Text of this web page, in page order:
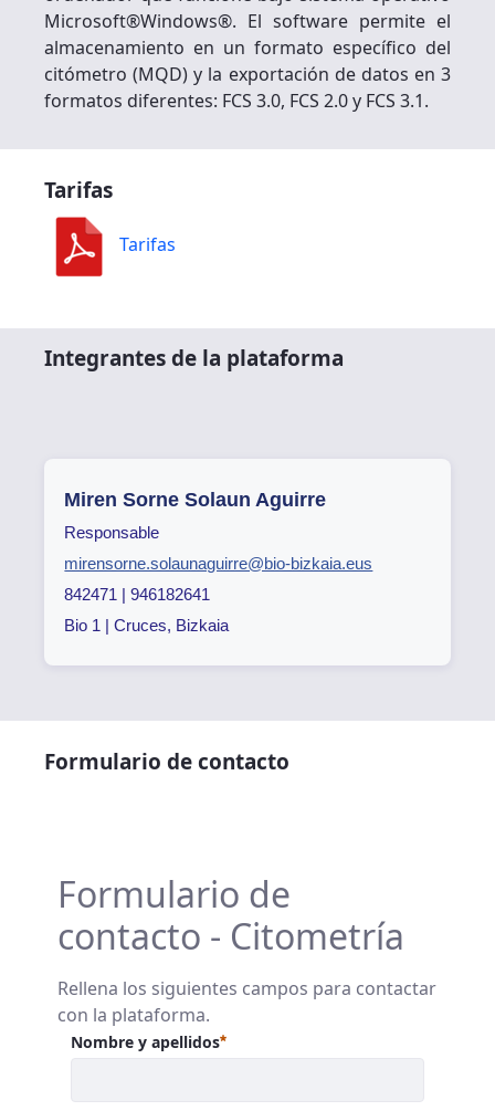
Microsoft®Windows®. El software permite el
almacenamiento en un formato específico del
citómetro (MQD) y la exportación de datos en 3
formatos diferentes: FCS 3.0, FCS 2.0 y FCS 3.1.
Tarifas
Tarifas
Integrantes de la plataforma
Miren Sorne Solaun Aguirre
Responsable
mirensorne.solaunaguirre@bio-bizkaia.eus
842471 | 946182641
Bio 1 | Cruces, Bizkaia
Formulario de contacto
Formulario de
contacto - Citometría
Rellena los siguientes campos para contactar
con la plataforma.
Nombre y apellidos Requerido